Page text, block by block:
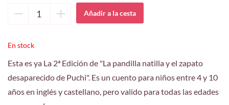
En stock
Esta es ya La 2ª Edición de "La pandilla natilla y el zapato
desaparecido de Puchi". Es un cuento para niños entre 4 y 10
años en inglés y castellano, pero valido para todas las edades